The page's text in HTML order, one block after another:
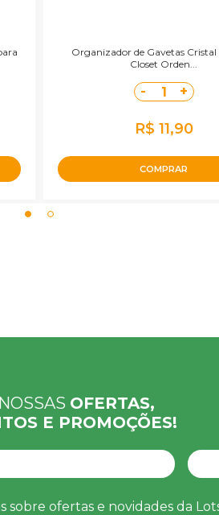
Organizador de Gavetas
Closet Orden...
- 1 +
R$ 11,90
COMPRAR
OFERTAS,
E PROMOÇÕES!
ofertas e novidades da